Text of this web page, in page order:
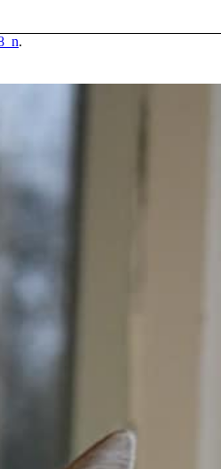
.